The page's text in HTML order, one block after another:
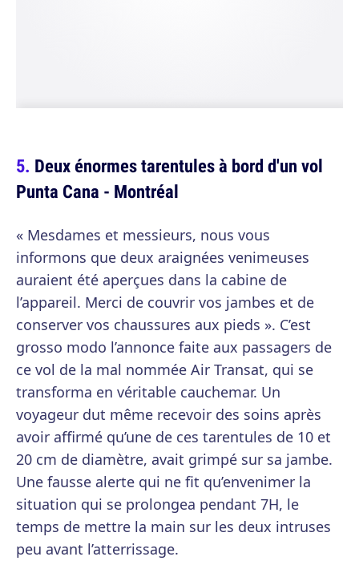
Deux énormes tarentules à bord d'un vol
Punta Cana - Montréal
« Mesdames et messieurs, nous vous
informons que deux araignées venimeuses
auraient été aperçues dans la cabine de
l’appareil. Merci de couvrir vos jambes et de
conserver vos chaussures aux pieds ». C’est
grosso modo l’annonce faite aux passagers de
ce vol de la mal nommée Air Transat, qui se
transforma en véritable cauchemar. Un
voyageur dut même recevoir des soins après
avoir affirmé qu’une de ces tarentules de 10 et
20 cm de diamètre, avait grimpé sur sa jambe.
Une fausse alerte qui ne fit qu’envenimer la
situation qui se prolongea pendant 7H, le
temps de mettre la main sur les deux intruses
peu avant l’atterrissage.